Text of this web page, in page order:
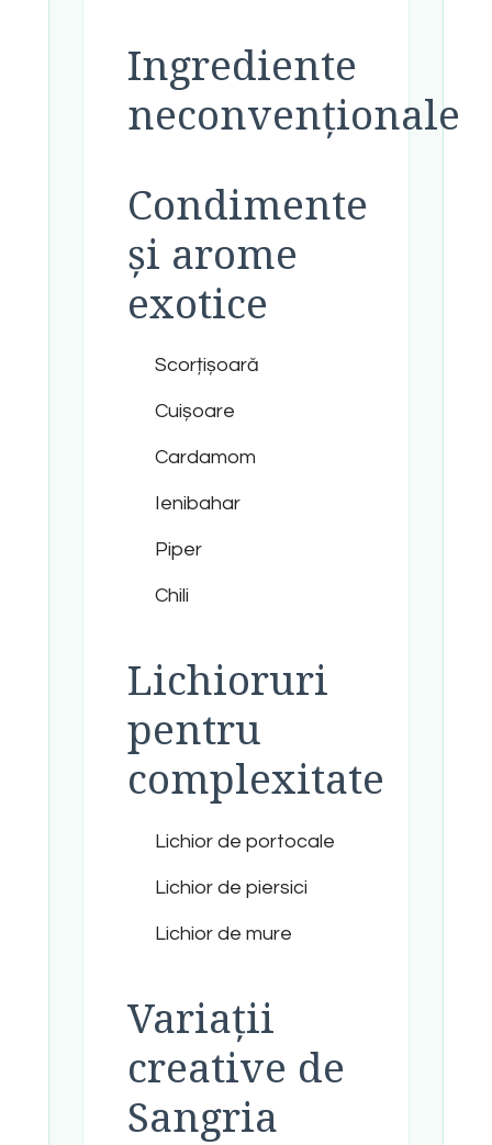
Ingrediente
neconvenționale
Condimente
și arome
exotice
Scorțișoară
Cuișoare
Cardamom
Ienibahar
Piper
Chili
Lichioruri
pentru
complexitate
Lichior de portocale
Lichior de piersici
Lichior de mure
Variații
creative de
Sangria